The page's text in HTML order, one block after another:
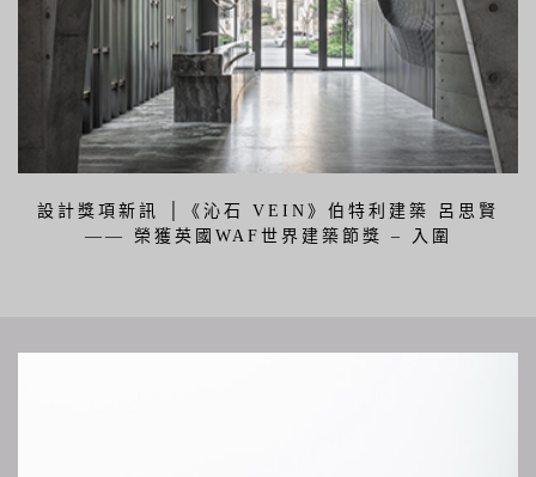
設計獎項新訊 │《沁石 VEIN》伯特利建築 呂思賢
—— 榮獲英國WAF世界建築節獎 – 入圍